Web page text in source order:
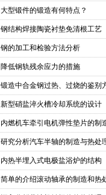
大型锻件的锻造有何特点？
钢结构焊接陶瓷衬垫免清根工艺
钢的加工和检验方法分析
降低钢轨残余应力的措施
锻造中合金钢过热、过烧的鉴别
新型硝盐淬火槽冷却系统的设计
内燃机车牵引电机弹性垫片的制
研究分析汽车半轴的制造与热处
内热半埋入式电极盐浴炉的结构
简单的介绍滚动轴承的制造和热